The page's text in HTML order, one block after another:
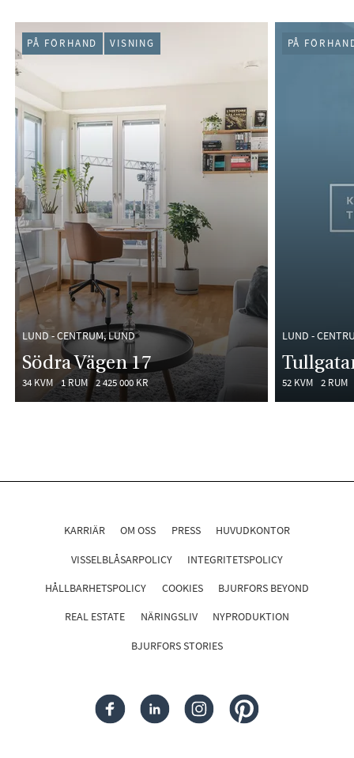
LUND - CENTRUM, LUND
Södra Vägen 17
34 KVM 1 RUM 2 425 000 KR
PÅ FÖRHAND VISNING
LUND -
52 KVM 2 RUM
PÅ
KARRIÄR OM OSS PRESS HUVUDKONTOR
VISSELBLÅSARPOLICY INTEGRITETSPOLICY
HÅLLBARHETSPOLICY COOKIES BJURFORS BEYOND
REAL ESTATE NÄRINGSLIV NYPRODUKTION
BJURFORS STORIES